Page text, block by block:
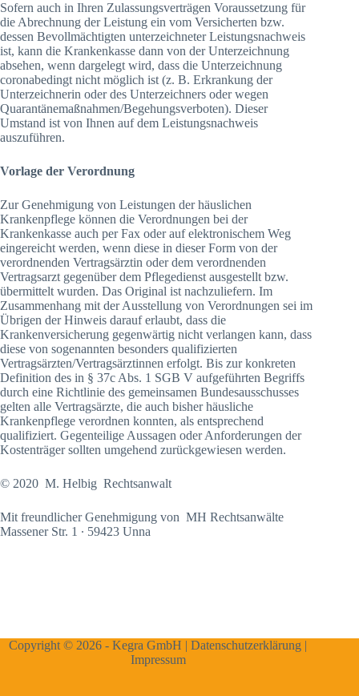
Sofern auch in Ihren Zulassungsverträgen Voraussetzung für
die Abrechnung der Leistung ein vom Versicherten bzw.
dessen Bevollmächtigten unterzeichneter Leistungsnachweis
ist, kann die Krankenkasse dann von der Unterzeichnung
absehen, wenn dargelegt wird, dass die Unterzeichnung
coronabedingt nicht möglich ist (z. B. Erkrankung der
Unterzeichnerin oder des Unterzeichners oder wegen
Quarantänemaßnahmen/Begehungsverboten). Dieser
Umstand ist von Ihnen auf dem Leistungsnachweis
auszuführen.
Vorlage der Verordnung
Zur Genehmigung von Leistungen der häuslichen
Krankenpflege können die Verordnungen bei der
Krankenkasse auch per Fax oder auf elektronischem Weg
eingereicht werden, wenn diese in dieser Form von der
verordnenden Vertragsärztin oder dem verordnenden
Vertragsarzt gegenüber dem Pflegedienst ausgestellt bzw.
übermittelt wurden. Das Original ist nachzuliefern. Im
Zusammenhang mit der Ausstellung von Verordnungen sei im
Übrigen der Hinweis darauf erlaubt, dass die
Krankenversicherung gegenwärtig nicht verlangen kann, dass
diese von sogenannten besonders qualifizierten
Vertragsärzten/Vertragsärztinnen erfolgt. Bis zur konkreten
Definition des in § 37c Abs. 1 SGB V aufgeführten Begriffs
durch eine Richtlinie des gemeinsamen Bundesausschusses
gelten alle Vertragsärzte, die auch bisher häusliche
Krankenpflege verordnen konnten, als entsprechend
qualifiziert. Gegenteilige Aussagen oder Anforderungen der
Kostenträger sollten umgehend zurückgewiesen werden.
© 2020 M. Helbig Rechtsanwalt
Mit freundlicher Genehmigung von MH Rechtsanwälte
Massener Str. 1 ∙ 59423 Unna
Copyright © 2026 - Kegra GmbH |Datenschutzerklärung |
Impressum